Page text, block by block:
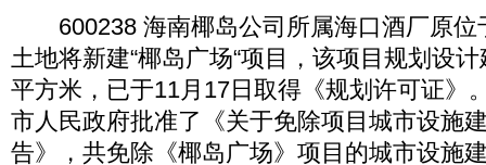
600238 海南椰岛公司所属海口酒厂原位
土地将新建“椰岛广场“项目，该项目规划设
平方米，已于11月17日取得《规划许可证》
市人民政府批准了《关于免除项目城市设施
告》，共免除《椰岛广场》项目的城市设施